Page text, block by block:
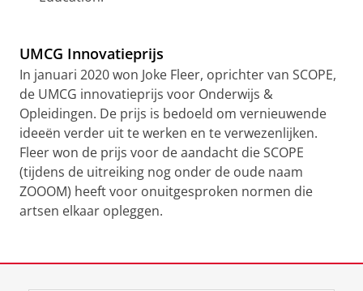
UMCG Innovatieprijs
In januari 2020 won Joke Fleer, oprichter van SCOPE,
de UMCG innovatieprijs voor Onderwijs &
Opleidingen. De prijs is bedoeld om vernieuwende
ideeën verder uit te werken en te verwezenlijken.
Fleer won de prijs voor de aandacht die SCOPE
(tijdens de uitreiking nog onder de oude naam
ZOOOM) heeft voor onuitgesproken normen die
artsen elkaar opleggen.